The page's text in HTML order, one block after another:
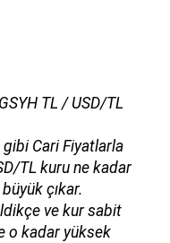
TL / USD/TL
Cari Fiyatlarla
TL kuru ne kadar
çıkar.
ve kur sabit
o kadar yüksek